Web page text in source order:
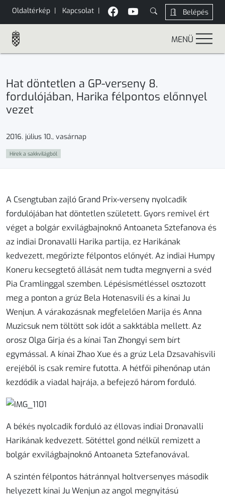
Oldaltérkép | Kapcsolat | Belépés
MENÜ
Hat döntetlen a GP-verseny 8.
fordulójában, Harika félpontos előnnyel
vezet
2016. július 10., vasárnap
Hírek a sakkvilágból
A Csengtuban zajló Grand Prix-verseny nyolcadik
fordulójában hat döntetlen született. Gyors remivel ért
véget a bolgár exvilágbajnoknő Antoaneta Sztefanova és
az indiai Dronavalli Harika partija, ez Harikának
kedvezett, megőrizte félpontos előnyét. Az indiai Humpy
Koneru kecsegtető állását nem tudta megnyerni a svéd
Pia Cramlinggal szemben. Lépésismétléssel osztozott
meg a ponton a grúz Bela Hotenasvili és a kínai Ju
Wenjun. A várakozásnak megfelelően Marija és Anna
Muzicsuk nem töltött sok időt a sakktábla mellett. Az
orosz Olga Girja és a kínai Tan Zhongyi sem bírt
egymással. A kínai Zhao Xue és a grúz Lela Dzsavahisvili
erejéből is csak remire futotta. A hétfői pihenőnap után
kezdődik a viadal hajrája, a befejező három forduló.
A békés nyolcadik forduló az éllovas indiai Dronavalli
Harikának kedvezett. Sötéttel gond nélkül remizett a
bolgár exvilágbajnoknő Antoaneta Sztefanovával.
A szintén félpontos hátránnyal holtversenyes második
helyezett kínai Ju Wenjun az angol megnyitású